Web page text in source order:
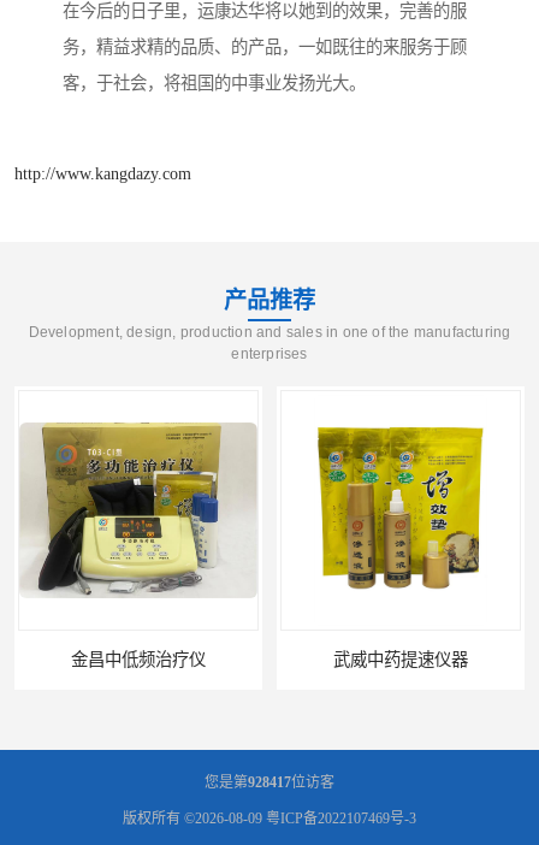
在今后的日子里，运康达华将以她到的效果，完善的服
务，精益求精的品质、的产品，一如既往的来服务于顾
客，于社会，将祖国的中事业发扬光大。
http://www.kangdazy.com
产品推荐
Development, design, production and sales in one of the manufacturing
enterprises
金昌中低频治疗仪 武威中药提速仪器
您是第928417位访客
版权所有 ©2026-08-09 粤ICP备2022107469号-3